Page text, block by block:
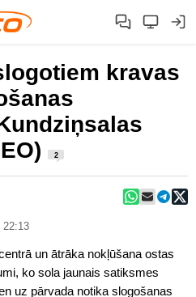
kravas
2
2026 22:13
un ātrāka nokļūšana ostas
ko sola jaunais satiksmes
uz pārvada notika slogošanas